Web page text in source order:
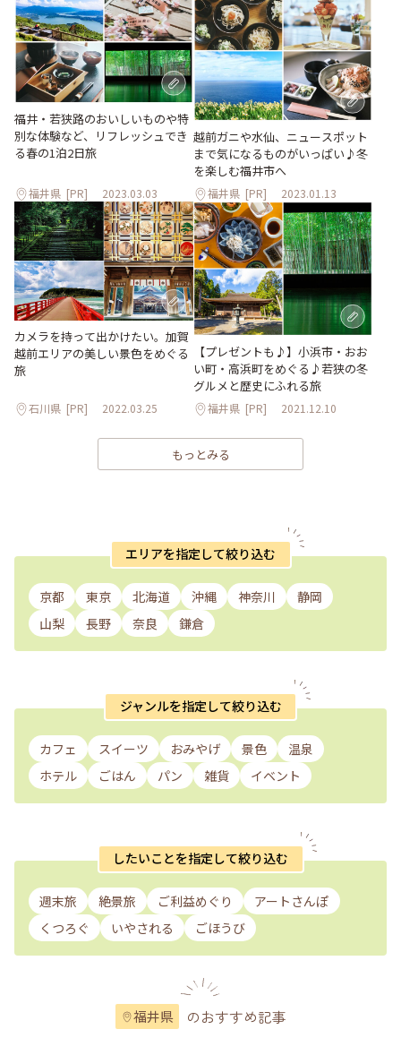
福井・若狭路のおいしいものや特
別な体験など、リフレッシュでき
る春の1泊2日旅
福井県 [PR] 2023.03.03
越前ガニや水仙、ニュースポット
まで気になるものがいっぱい♪冬
を楽しむ福井市へ
福井県 [PR] 2023.01.13
カメラを持って出かけたい。加賀
越前エリアの美しい景色をめぐる
旅
石川県 [PR] 2022.03.25
【プレゼントも♪】小浜市・おお
い町・高浜町をめぐる♪若狭の冬
グルメと歴史にふれる旅
福井県 [PR] 2021.12.10
もっとみる
エリアを指定して絞り込む
京都 東京 北海道 沖縄 神奈川
静岡
山梨
長野 奈良 鎌倉
ジャンルを指定して絞り込む
カフェ スイーツ おみやげ 景色
温泉
ホテル
ごはん パン 雑貨 イベント
したいことを指定して絞り込む
週末旅 絶景旅 ご利益めぐり
アートさんぽ
くつろぐ
いやされる ごほうび
福井県 のおすすめ記事